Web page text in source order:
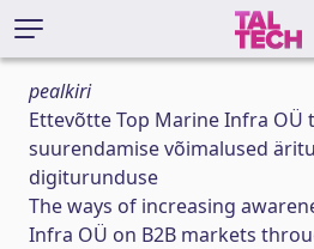
pealkiri
Ettevõtte Top Marine Infra OÜ
suurendamise võimalused
digiturunduse
The ways of increasing
Infra OÜ on B2B markets